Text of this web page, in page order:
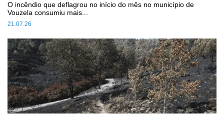
21.07.26
O incêndio que deflagrou no início do mês no município de
Vouzela consumiu mais...